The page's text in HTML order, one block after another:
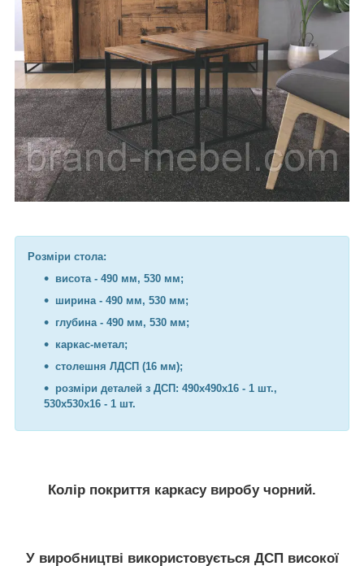
Розміри стола:
висота - 490 мм, 530 мм;
ширина - 490 мм, 530 мм;
глубина - 490 мм, 530 мм;
каркас-метал;
столешня ЛДСП (16 мм);
розміри деталей з ДСП: 490х490х16 - 1 шт.,
530х530х16 - 1 шт.
Колір покриття каркасу виробу чорний.
У виробництві використовується ДСП високої